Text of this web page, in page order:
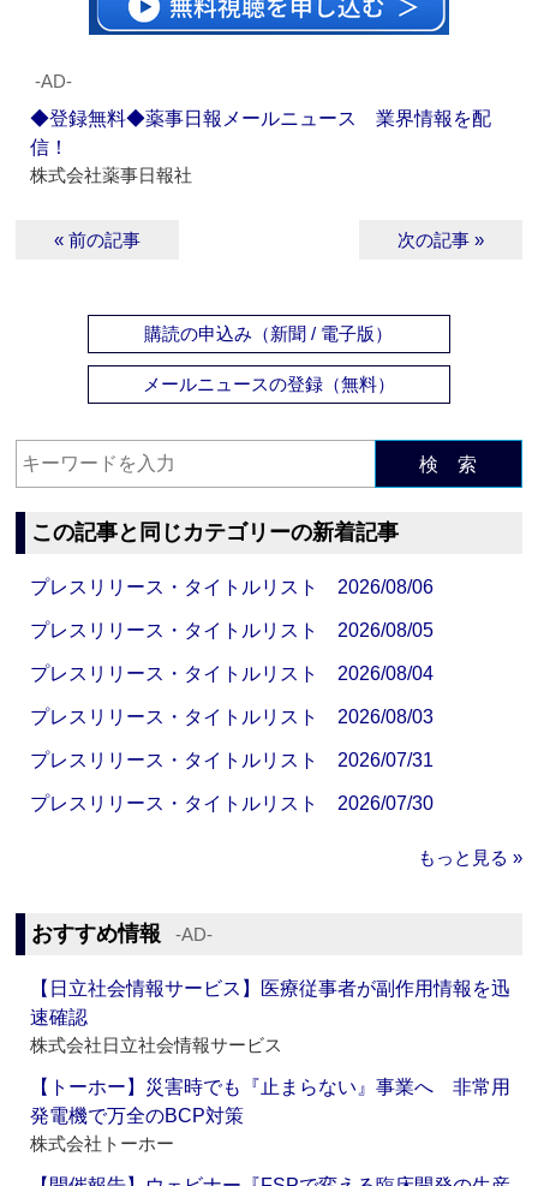
‐AD‐
◆登録無料◆薬事日報メールニュース 業界情報を配
信！
株式会社薬事日報社
« 前の記事 次の記事 »
購読の申込み（新聞 / 電子版）
メールニュースの登録（無料）
検 索
この記事と同じカテゴリーの新着記事
プレスリリース・タイトルリスト 2026/08/06
プレスリリース・タイトルリスト 2026/08/05
プレスリリース・タイトルリスト 2026/08/04
プレスリリース・タイトルリスト 2026/08/03
プレスリリース・タイトルリスト 2026/07/31
プレスリリース・タイトルリスト 2026/07/30
もっと見る »
おすすめ情報 ‐AD‐
【日立社会情報サービス】医療従事者が副作用情報を迅
速確認
株式会社日立社会情報サービス
【トーホー】災害時でも『止まらない』事業へ 非常用
発電機で万全のBCP対策
株式会社トーホー